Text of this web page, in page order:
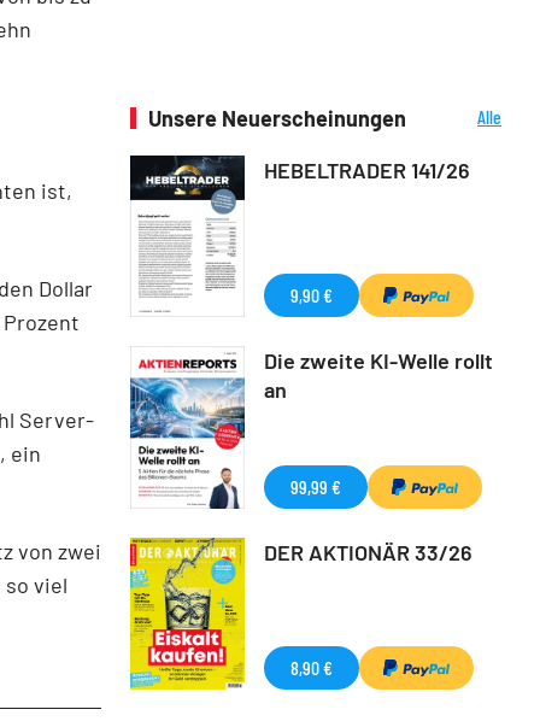
ist,
Dollar
Server-
ein
von zwei
so viel
Unsere Neuerscheinungen
Alle
HEBELTRADER 141/26
9,90 €
Die zweite KI-Welle rollt
an
99,99 €
DER AKTIONÄR 33/26
8,90 €